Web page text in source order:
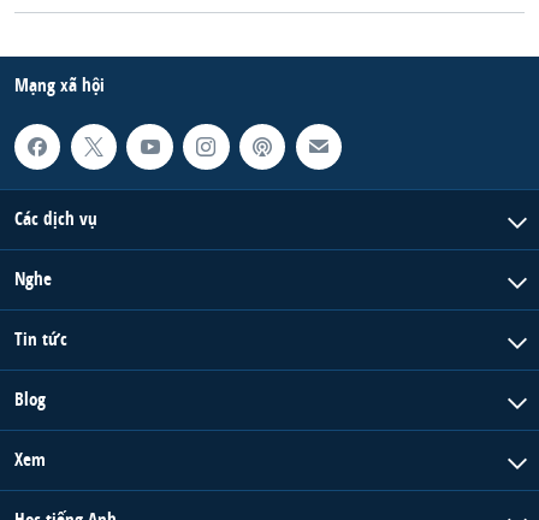
QUAN HỆ VIỆT MỸ
Mạng xã hội
Các dịch vụ
Nghe
Tin tức
Blog
Xem